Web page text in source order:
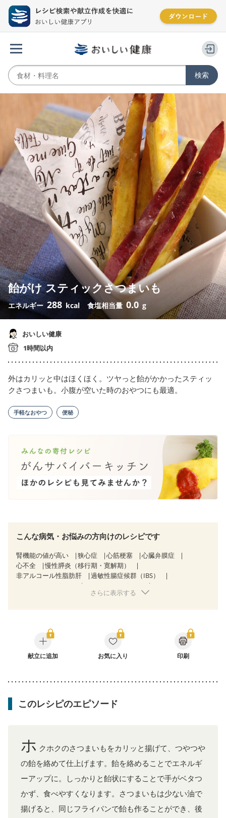
飴がけ スティックさつまいも
エネルギー 288 kcal 食塩相当量 0.0 g
おいしい健康
1時間以内
外はカリッと中はほくほく。ツヤっと飴がかかったスティッ
クさつまいも。小腹が空いた時のおやつにも最適。
手軽なおやつ 便秘
こんな病気・お悩みの方向けのレシピです
腎機能の値が高い 狭心症 心筋梗塞
心臓弁膜症
心不全
慢性膵炎（移行期・寛解期）
非アルコール性脂肪肝
過敏性腸症候群（IBS）
CKD（ステージ１）
CKD（ステージ２）
味の感じ方が変わった
妊娠糖尿病(初期)
産後（母乳）
産後（混合栄養）
骨粗しょう症
更年期
さらに表示する
献立に追加 お気に入り 印刷
このレシピのエピソード
ホ クホクのさつまいもをカリッと揚げて、つやつや
の飴を絡めて仕上げます。飴を絡めることでエネルギ
ーアップに。しっかりと飴状にすることで手がベタつ
かず、食べやすくなります。さつまいもは少ない油で
揚げると、同じフライパンで飴も作ることができ、後